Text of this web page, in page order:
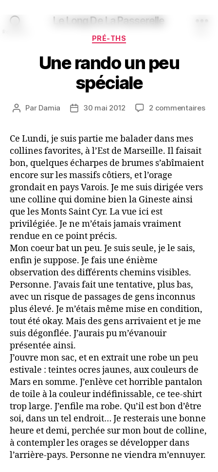
Le Long De La Passerelle
Catégories
PRÉ-THS
Une rando un peu
spéciale
Auteur
Par Damia
Date30 mai 2012 2 commentairessur
Ce Lundi, je suis partie me balader dans mes
collines favorites, à l’Est de Marseille. Il faisait
bon, quelques écharpes de brumes s’abîmaient
encore sur les massifs côtiers, et l’orage
grondait en pays Varois. Je me suis dirigée vers
une colline qui domine bien la Gineste ainsi
que les Monts Saint Cyr. La vue ici est
privilégiée. Je ne m’étais jamais vraiment
rendue en ce point précis.
Mon coeur bat un peu. Je suis seule, je le sais,
enfin je suppose. Je fais une énième
observation des différents chemins visibles.
Personne. J’avais fait une tentative, plus bas,
avec un risque de passages de gens inconnus
plus élevé. Je m’étais même mise en condition,
tout été okay. Mais des gens arrivaient et je me
suis dégonflée. J’aurais pu m’évanouir
présentée ainsi.
J’ouvre mon sac, et en extrait une robe un peu
estivale : teintes ocres jaunes, aux couleurs de
Mars en somme. J’enlève cet horrible pantalon
de toile à la couleur indéfinissable, ce tee-shirt
trop large. J’enfile ma robe. Qu’il est bon d’être
soi, dans un tel endroit… Je resterais une bonne
heure et demi, perchée sur mon bout de colline,
à contempler les orages se développer dans
l’arrière-pays. Personne ne viendra m’ennuyer.